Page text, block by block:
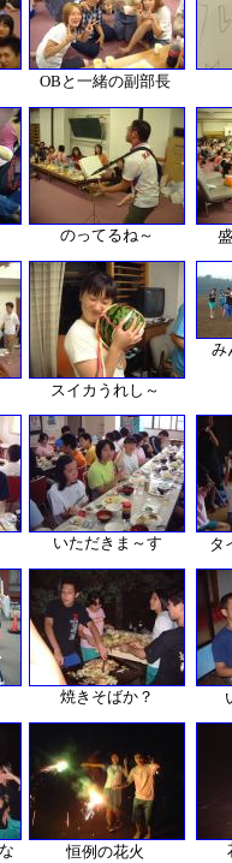
OBと一緒の副部長
のってるね～
スイカうれし～
み
いただきま～す タ
焼きそばか？
恒例の花火